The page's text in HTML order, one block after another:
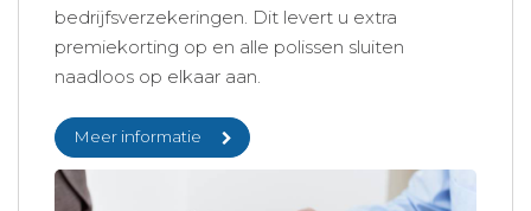
bedrijfsverzekeringen. Dit levert u extra
premiekorting op en alle polissen sluiten
naadloos op elkaar aan.
Meer informatie